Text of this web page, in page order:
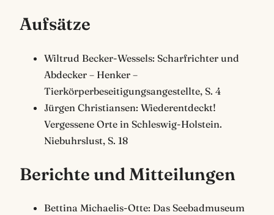
Aufsätze
Wiltrud Becker-Wessels: Scharfrichter und
Abdecker – Henker –
Tierkörperbeseitigungsangestellte, S. 4
Jürgen Christiansen: Wiederentdeckt!
Vergessene Orte in Schleswig-Holstein.
Niebuhrslust, S. 18
Berichte und Mitteilungen
Bettina Michaelis-Otte: Das Seebadmuseum